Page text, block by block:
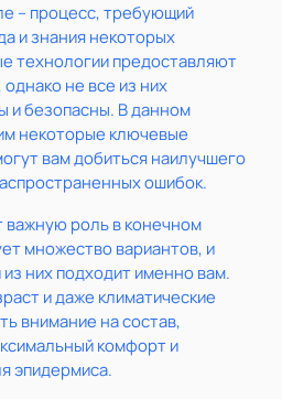
– процесс, требующий
и знания некоторых
технологии предоставляют
не все из них
и безопасны. В данном
некоторые ключевые
вам добиться наилучшего
ошибок.
важную роль в конечном
множество вариантов, и
них подходит именно вам.
и даже климатические
внимание на состав,
комфорт и
эпидермиса.